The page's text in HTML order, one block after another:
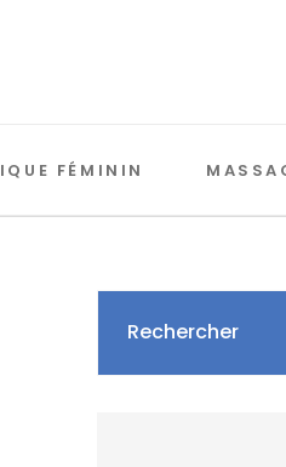
FÉMININ
Rechercher